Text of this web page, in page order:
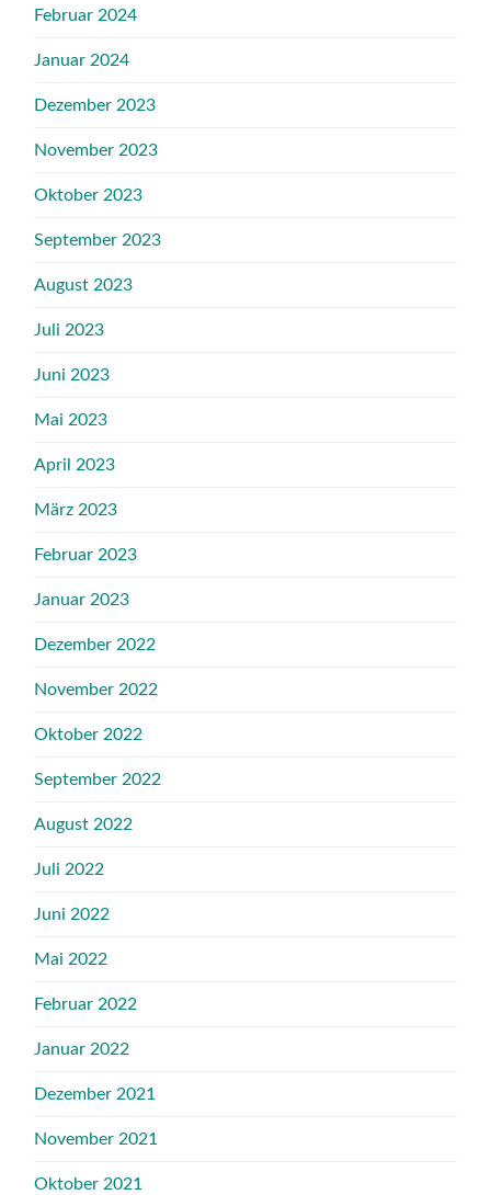
Februar 2024
Januar 2024
Dezember 2023
November 2023
Oktober 2023
September 2023
August 2023
Juli 2023
Juni 2023
Mai 2023
April 2023
März 2023
Februar 2023
Januar 2023
Dezember 2022
November 2022
Oktober 2022
September 2022
August 2022
Juli 2022
Juni 2022
Mai 2022
Februar 2022
Januar 2022
Dezember 2021
November 2021
Oktober 2021